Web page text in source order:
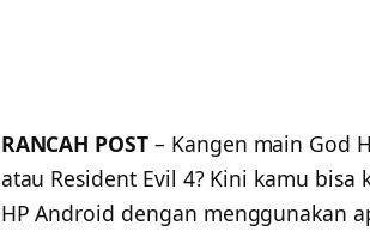
RANCAH POST – Kangen main God
atau Resident Evil 4? Kini kamu
HP Android dengan menggunakan